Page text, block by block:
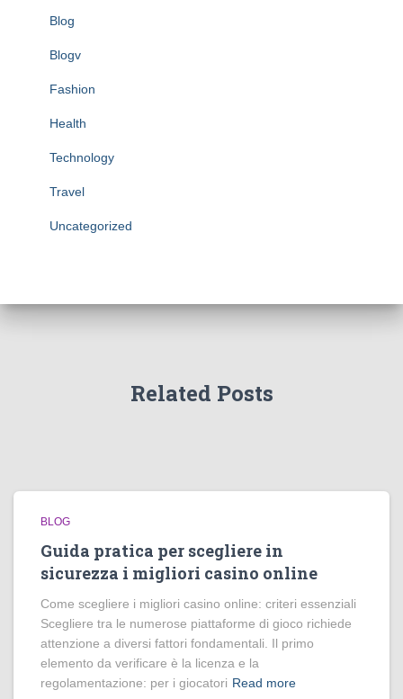
Blog
Blogv
Fashion
Health
Technology
Travel
Uncategorized
Related Posts
BLOG
Guida pratica per scegliere in
sicurezza i migliori casino online
Come scegliere i migliori casino online: criteri essenziali
Scegliere tra le numerose piattaforme di gioco richiede
attenzione a diversi fattori fondamentali. Il primo
elemento da verificare è la licenza e la
regolamentazione: per i giocatori Read more